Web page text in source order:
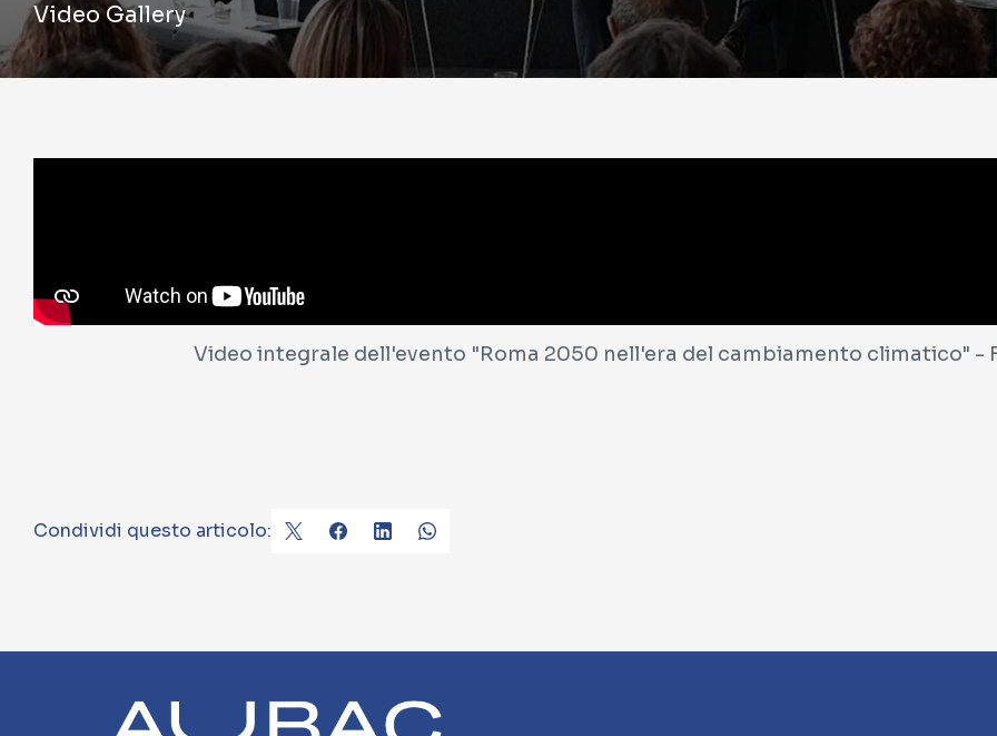
Video Gallery
Video integrale dell'evento "Roma 2050 nell'era del cambiamento climatico" -
Condividi questo articolo: